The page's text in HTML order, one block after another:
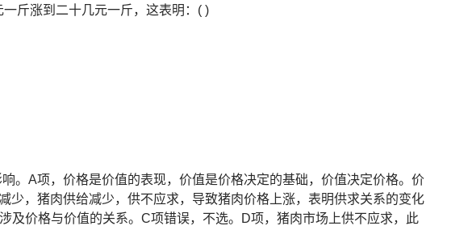
斤涨到二十几元一斤，这表明：( )
。A项，价格是价值的表现，价值是价格决定的基础，价值决定价格。价
少，猪肉供给减少，供不应求，导致猪肉价格上涨，表明供求关系的变化
及价格与价值的关系。C项错误，不选。D项，猪肉市场上供不应求，此